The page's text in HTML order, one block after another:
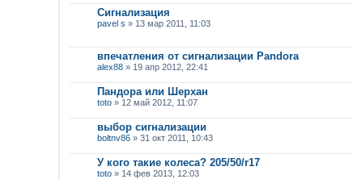
Сигнализация
pavel s » 13 мар 2011, 11:03
впечатления от сигнализации Pandora
alex88 » 19 апр 2012, 22:41
Пандора или Шерхан
toto » 12 май 2012, 11:07
выбор сигнализации
boltnv86 » 31 окт 2011, 10:43
У кого такие колеса? 205/50/r17
toto » 14 фев 2013, 12:03